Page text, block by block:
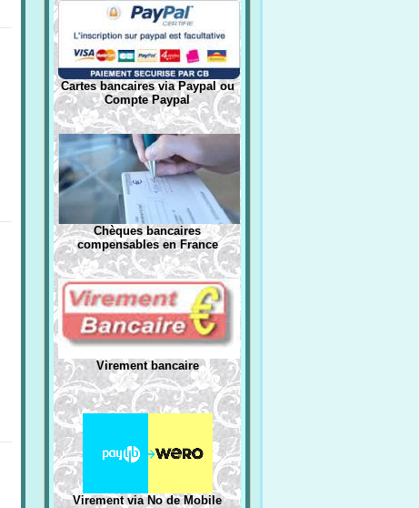
Cartes bancaires via Paypal ou
Compte Paypal
Chèques bancaires
compensables en France
Virement bancaire
Virement via No de Mobile